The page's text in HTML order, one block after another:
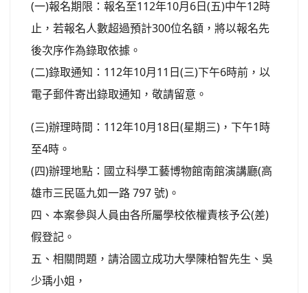
(一)報名期限：報名至112年10月6日(五)中午12時
止，若報名人數超過預計300位名額，將以報名先
後次序作為錄取依據。
(二)錄取通知：112年10月11日(三)下午6時前，以
電子郵件寄出錄取通知，敬請留意。
(三)辦理時間：112年10月18日(星期三)，下午1時
至4時。
(四)辦理地點：國立科學工藝博物館南館演講廳(高
雄市三民區九如一路 797 號)。
四、本案參與人員由各所屬學校依權責核予公(差)
假登記。
五、相關問題，請洽國立成功大學陳柏智先生、吳
少瑀小姐，